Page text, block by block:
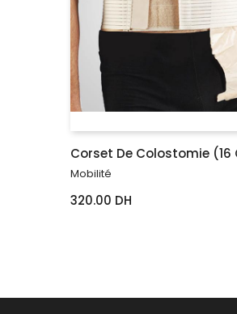
Corset De Colostomie (16
Mobilité
320.00 DH